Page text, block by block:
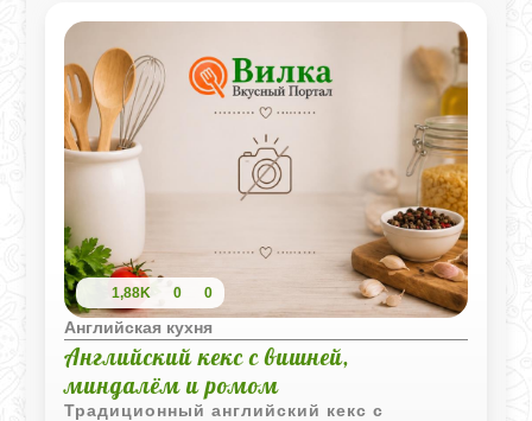
1,88K 0 0
Английская кухня
Английский кекс с вишней,
миндалём и ромом
Традиционный английский кекс с